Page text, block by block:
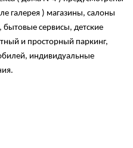
галерея ) магазины, салоны
сервисы, детские
и просторный паркинг,
индивидуальные